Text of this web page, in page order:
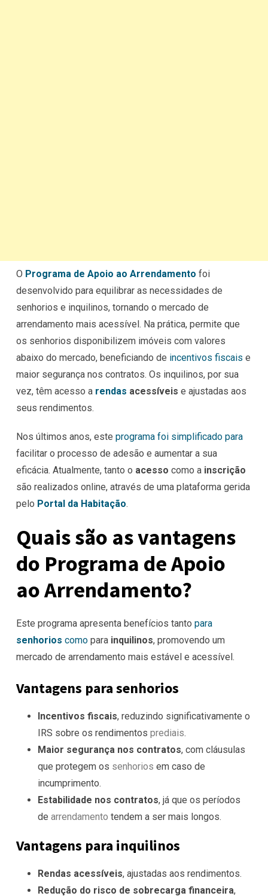
O Programa de Apoio ao Arrendamento foi
desenvolvido para equilibrar as necessidades de
senhorios e inquilinos, tornando o mercado de
arrendamento mais acessível. Na prática, permite que
os senhorios disponibilizem imóveis com valores
abaixo do mercado, beneficiando de incentivos fiscais e
maior segurança nos contratos. Os inquilinos, por sua
vez, têm acesso a rendas acessíveis e ajustadas aos
seus rendimentos.
Nos últimos anos, este programa foi simplificado para
facilitar o processo de adesão e aumentar a sua
eficácia. Atualmente, tanto o acesso como a inscrição
são realizados online, através de uma plataforma gerida
pelo Portal da Habitação.
Quais são as vantagens
do Programa de Apoio
ao Arrendamento?
Este programa apresenta benefícios tanto para
senhorios como para inquilinos, promovendo um
mercado de arrendamento mais estável e acessível.
Vantagens para senhorios
Incentivos fiscais, reduzindo significativamente o
IRS sobre os rendimentos prediais.
Maior segurança nos contratos, com cláusulas
que protegem os senhorios em caso de
incumprimento.
Estabilidade nos contratos, já que os períodos
de arrendamento tendem a ser mais longos.
Vantagens para inquilinos
Rendas acessíveis, ajustadas aos rendimentos.
Redução do risco de sobrecarga financeira,